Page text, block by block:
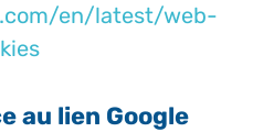
en/latest/web-
au lien Google